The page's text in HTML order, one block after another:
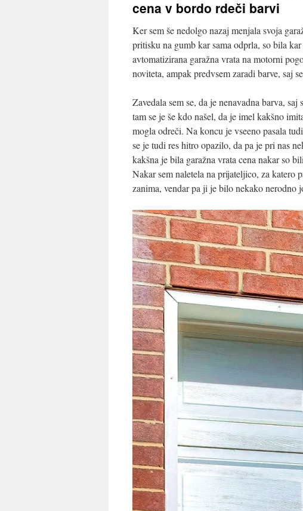
cena v bordo rdeči barvi
Ker sem še nedolgo nazaj menjala svoja
pritisku na gumb kar sama odprla, so bila
avtomatizirana garažna vrata na motorni
noviteta, ampak predvsem zaradi barve, saj
Zavedala sem se, da je nenavadna barva,
tam se je še kdo našel, da je imel kakšno
mogla odreči. Na koncu je vseeno pasala
se je tudi res hitro opazilo, da pa je pri nas
kakšna je bila garažna vrata cena nakar so
Nakar sem naletela na prijateljico, za katero
zanima, vendar pa ji je bilo nekako nerodno